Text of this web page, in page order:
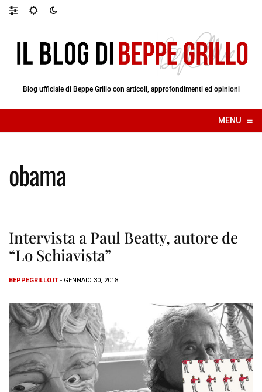
Blog ufficiale di Beppe Grillo con articoli, approfondimenti ed opinioni
MENU ≡
☰
obama
Intervista a Paul Beatty, autore de
“Lo Schiavista”
BEPPEGRILLO.IT - GENNAIO 30, 2018